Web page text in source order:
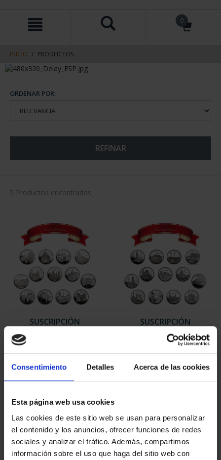
Consentimiento Detalles Acerca de las cookies
Esta página web usa cookies
Las cookies de este sitio web se usan para personalizar
el contenido y los anuncios, ofrecer funciones de redes
sociales y analizar el tráfico. Además, compartimos
información sobre el uso que haga del sitio web con
contenido
navegacin
0
INICIO PRODUCTOS
ORDENAR POR:
REFINAR
5 Productos encontrados
SUSCRIPCIÓN
949,00 €
Sólo para usuarios
registrados
SUSCRIPCIÓN
CAPITALES DE
PROVINCIA 2
949,00 €
Sólo para usuarios
registrados